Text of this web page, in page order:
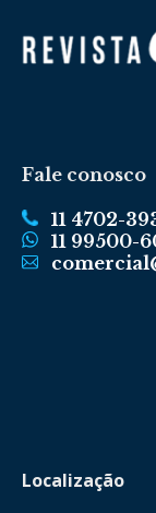
Fale conosco
11 4702-
11 99500-
Localização